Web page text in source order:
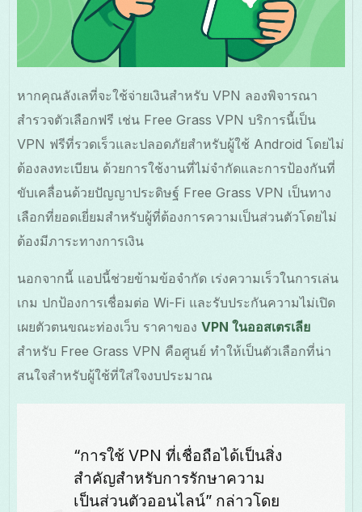
หากคุณลังเลที่จะใช้จ่ายเงินสำหรับ VPN ลองพิจารณา
สำรวจตัวเลือกฟรี เช่น Free Grass VPN บริการนี้เป็น
VPN ฟรีที่รวดเร็วและปลอดภัยสำหรับผู้ใช้ Android โดยไม่
ต้องลงทะเบียน ด้วยการใช้งานที่ไม่จำกัดและการป้องกันที่
ขับเคลื่อนด้วยปัญญาประดิษฐ์ Free Grass VPN เป็นทาง
เลือกที่ยอดเยี่ยมสำหรับผู้ที่ต้องการความเป็นส่วนตัวโดยไม่
ต้องมีภาระทางการเงิน
นอกจากนี้ แอปนี้ช่วยข้ามข้อจำกัด เร่งความเร็วในการเล่น
เกม ปกป้องการเชื่อมต่อ Wi-Fi และรับประกันความไม่เปิด
เผยตัวตนขณะท่องเว็บ ราคาของVPN ในออสเตรเลีย
สำหรับ Free Grass VPN คือศูนย์ ทำให้เป็นตัวเลือกที่น่า
สนใจสำหรับผู้ใช้ที่ใส่ใจงบประมาณ
“การใช้ VPN ที่เชื่อถือได้เป็นสิ่ง
สำคัญสำหรับการรักษาความ
เป็นส่วนตัวออนไลน์” กล่าวโดย